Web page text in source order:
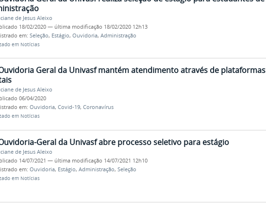
de Jesus Aleixo
18/02/2020 — última modificação 18/02/2020 12h13
em: Seleção, Estágio, Ouvidoria, Administração
em Notícias
Geral da Univasf mantém atendimento através de plataformas
de Jesus Aleixo
06/04/2020
em: Ouvidoria, Covid-19, Coronavírus
em Notícias
Geral da Univasf abre processo seletivo para estágio
de Jesus Aleixo
14/07/2021 — última modificação 14/07/2021 12h10
em: Ouvidoria, Estágio, Administração, Seleção
em Notícias